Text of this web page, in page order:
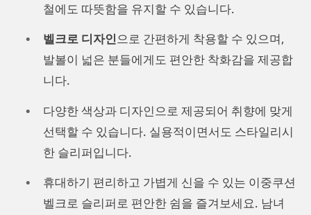
철에도 따뜻함을 유지할 수 있습니다.
벨크로 디자인으로 간편하게 착용할 수 있으며,
발볼이 넓은 분들에게도 편안한 착화감을 제공합
니다.
다양한 색상과 디자인으로 제공되어 취향에 맞게
선택할 수 있습니다. 실용적이면서도 스타일리시
한 슬리퍼입니다.
휴대하기 편리하고 가볍게 신을 수 있는 이중쿠션
벨크로 슬리퍼로 편안한 쉼을 즐겨보세요. 남녀